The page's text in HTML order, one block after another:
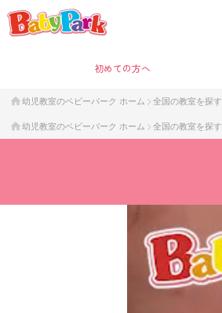
初めての方へ
幼児教室のベビーパーク ホーム 全国の教室を探す
幼児教室のベビーパーク ホーム 全国の教室を探す